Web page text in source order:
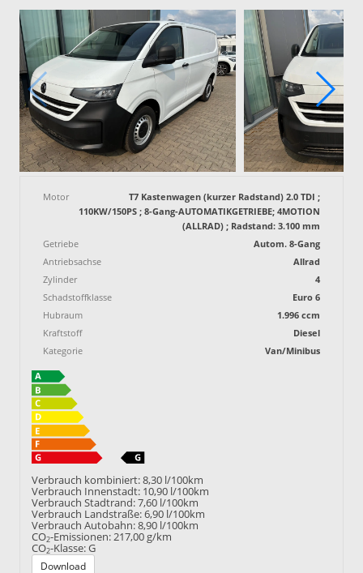
Motor
T7 Kastenwagen (kurzer Radstand) 2.0 TDI ;
110KW/150PS ; 8-Gang-AUTOMATIKGETRIEBE; 4MOTION
(ALLRAD) ; Radstand: 3.100 mm
Getriebe
Autom. 8-Gang
Antriebsachse
Allrad
Zylinder
4
Schadstoffklasse
Euro 6
Hubraum
1.996 ccm
Kraftstoff
Diesel
Kategorie
Van/Minibus
Verbrauch kombiniert:8,30 l/100km
Verbrauch Innenstadt: 10,90 l/100km
Verbrauch Stadtrand:7,60 l/100km
Verbrauch Landstraße:6,90 l/100km
Verbrauch Autobahn:8,90 l/100km
CO2-Emissionen:217,00 g/km
CO2-Klasse:G
Download